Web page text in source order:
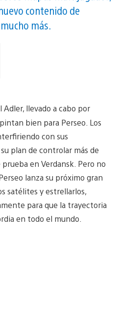
contenido de
más.
Adler, llevado a cabo por
bien para Perseo. Los
con sus
plan de controlar más de
en Verdansk. Pero no
lanza su próximo gran
satélites y estrellarlos,
para que la trayectoria
en todo el mundo.